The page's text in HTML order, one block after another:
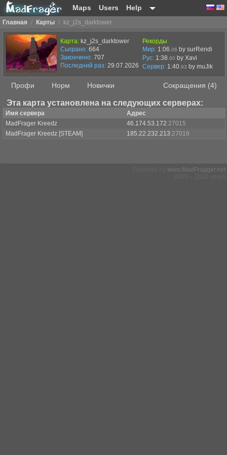
Maps Users Help
Главная / Карты / kz_j2s_darktower
Карта: kz_j2s_darktower
Сыграно: 664
Закончено: 707
Последний раз: 29.07.2026 в 18:11
Рекорды
Мир: 1:06 .06 by surRendi
Рус: 1:38 .60 by Xavi
Сервер: 1:40 .93 by muJik
Профи Норм Новички Сокращения (4)
Эта карта установлена на следующих серверах:
Имя сервера
Адрес
MadFrager Kreedz
46.174.53.172:27015
MadFrager Kreedz [STEAM]
185.22.232.213:27016
www.MadFragger.net